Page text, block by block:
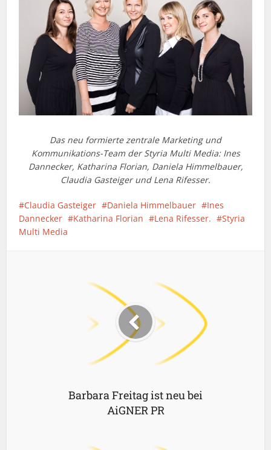
Das neu formierte zentrale Marketing und
Kommunikations-Team der Styria Multi Media: Ines
Dannecker, Katharina Florian, Daniela Himmelbauer,
Claudia Gasteiger und Lena Rifesser.
Claudia Gasteiger Daniela Himmelbauer
Ines
Dannecker
Katharina Florian Lena Rifesser.
Styria
Multi Media
Barbara Freitag ist neu bei
AiGNER PR